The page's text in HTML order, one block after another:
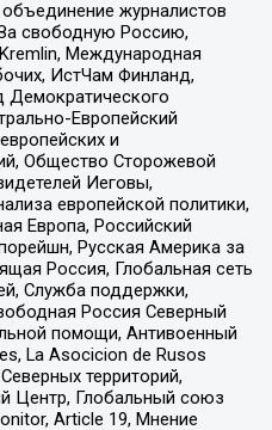
журналистов
свободную Россию,
Международная
ИстЧам Финланд,
Демократического
Европейский
и
Общество Сторожевой
Иеговы,
европейской политики,
Европа, Российский
Русская Америка за
Россия, Глобальная сеть
Служба поддержки,
Россия Северный
помощи, Антивоенный
La Asocicion de Rusos
территорий,
Центр, Глобальный союз
Article 19, Мнение